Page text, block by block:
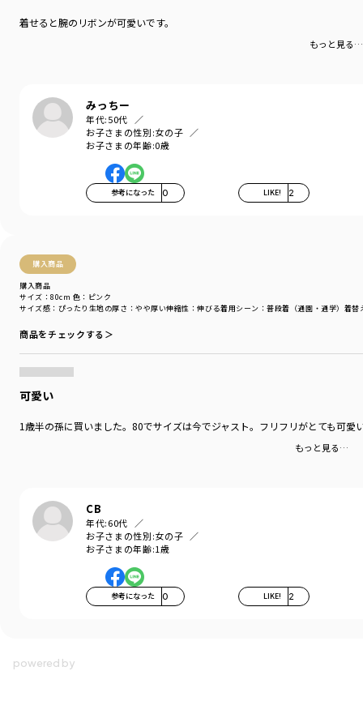
着せると腕のリボンが可愛いです。
もっと見る…
みっちー
年代:50代
お子さまの性別:女の子
お子さまの年齢:0歳
参考になった 0 LIKE! 2
購入商品
購入商品
サイズ感 ：ぴったり 生地の厚さ ：やや厚い伸縮性 ：伸びる着用シーン ：普段着（通園・通学） 着替
サイズ：80cm 色：ピンク
商品をチェックする＞
可愛い
1歳半の孫に買いました。80でサイズは今でジャスト。フリフリがとても可愛
もっと見る…
CB
年代:60代
お子さまの性別:女の子
お子さまの年齢:1歳
参考になった 0 LIKE! 2
ブランド
branshes
シーズン
／アウトレット
カテゴリ
／ベビーウェア>カバーオール・ロンパース
／ブラック
BABY
02-4439-013